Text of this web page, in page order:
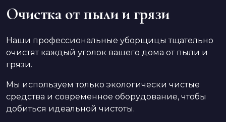
Очистка от пыли и грязи
Наши профессиональные уборщицы тщательно
очистят каждый уголок вашего дома от пыли и
грязи.
Мы используем только экологически чистые
средства и современное оборудование, чтобы
добиться идеальной чистоты.